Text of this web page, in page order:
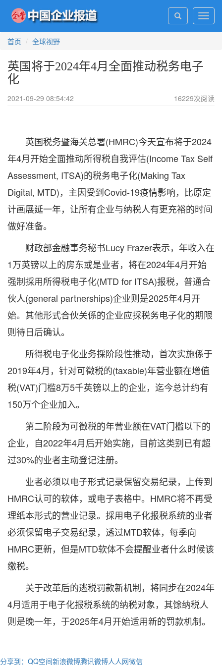
首页
全球视野
英国将于2024年4月全面推动税务电子
化
2021-09-29 08:54:42 16229次阅读
英国税务暨海关总署(HMRC)今天宣布将于2024
年4月开始全面推动所得税自我评估(Income Tax Self
Assessment, ITSA)的税务电子化(Making Tax
Digital, MTD)，主因受到Covid-19疫情影响，比原定
计画展延一年，让所有企业与纳税人有更充裕的时间
做好准备。
财政部金融事务秘书Lucy Frazer表示，年收入在
1万英镑以上的房东或是业者，将在2024年4月开始
强制採用所得税电子化(MTD for ITSA)报税，普通合
伙人(general partnerships)企业则是2025年4月开
始。其他形式合伙关係的企业应採税务电子化的期限
则待日后确认。
所得税电子化业务採阶段性推动，首次实施係于
2019年4月，针对可徵税的(taxable)年营业额在增值
税(VAT)门槛8万5千英镑以上的企业，迄今总计约有
150万个企业加入。
第二阶段为可徵税的年营业额在VAT门槛以下的
企业，自2022年4月后开始实施，目前这类别已有超
过30%的业者主动登记注册。
业者必须以电子形式记录保留交易纪录，上传到
HMRC认可的软体，或电子表格中。HMRC将不再受
理纸本形式的营业记录。採用电子化报税系统的业者
必须保留电子交易纪录，透过MTD软体，每季向
HMRC更新，但是MTD软体不会提醒业者什么时候该
缴税。
关于改革后的逃税罚款新机制，将同步在2024年
4月适用于电子化报税系统的纳税对象，其馀纳税人
则是晚一年，于2025年4月开始适用新的罚款机制。
分享到： QQ空间新浪微博腾讯微博人人网微信